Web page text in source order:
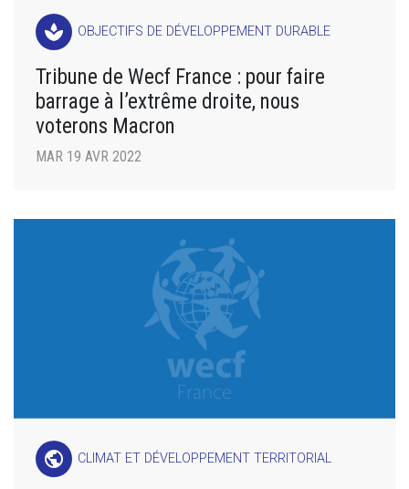
spa OBJECTIFS DE DÉVELOPPEMENT DURABLE
Tribune de Wecf France : pour faire
barrage à l’extrême droite, nous
voterons Macron
MAR 19 AVR 2022
public CLIMAT ET DÉVELOPPEMENT TERRITORIAL